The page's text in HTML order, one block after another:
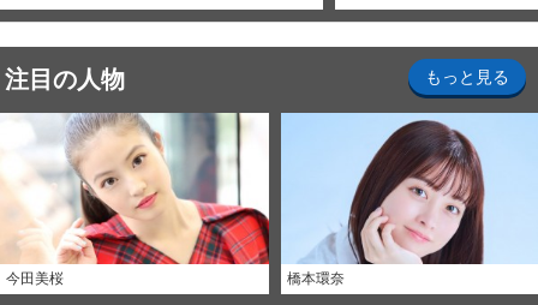
注目の人物 もっと見る
今田美桜 橋本環奈